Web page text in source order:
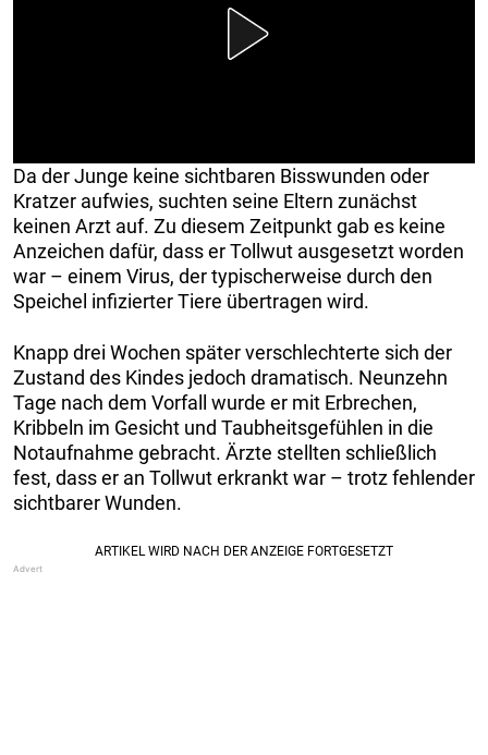
Da der Junge keine sichtbaren Bisswunden oder
Kratzer aufwies, suchten seine Eltern zunächst
keinen Arzt auf. Zu diesem Zeitpunkt gab es keine
Anzeichen dafür, dass er Tollwut ausgesetzt worden
war – einem Virus, der typischerweise durch den
Speichel infizierter Tiere übertragen wird.
Knapp drei Wochen später verschlechterte sich der
Zustand des Kindes jedoch dramatisch. Neunzehn
Tage nach dem Vorfall wurde er mit Erbrechen,
Kribbeln im Gesicht und Taubheitsgefühlen in die
Notaufnahme gebracht. Ärzte stellten schließlich
fest, dass er an Tollwut erkrankt war – trotz fehlender
sichtbarer Wunden.